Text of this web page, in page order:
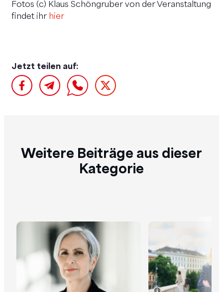
Fotos (c) Klaus Schöngruber von der Veranstaltung
findet ihr hier
Jetzt teilen auf:
Weitere Beiträge aus dieser
Kategorie